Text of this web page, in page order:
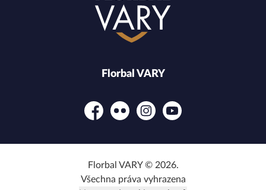
Florbal VARY
FacebookFlickr InstagramYouTube
Florbal VARY © 2026.
Všechna práva vyhrazena